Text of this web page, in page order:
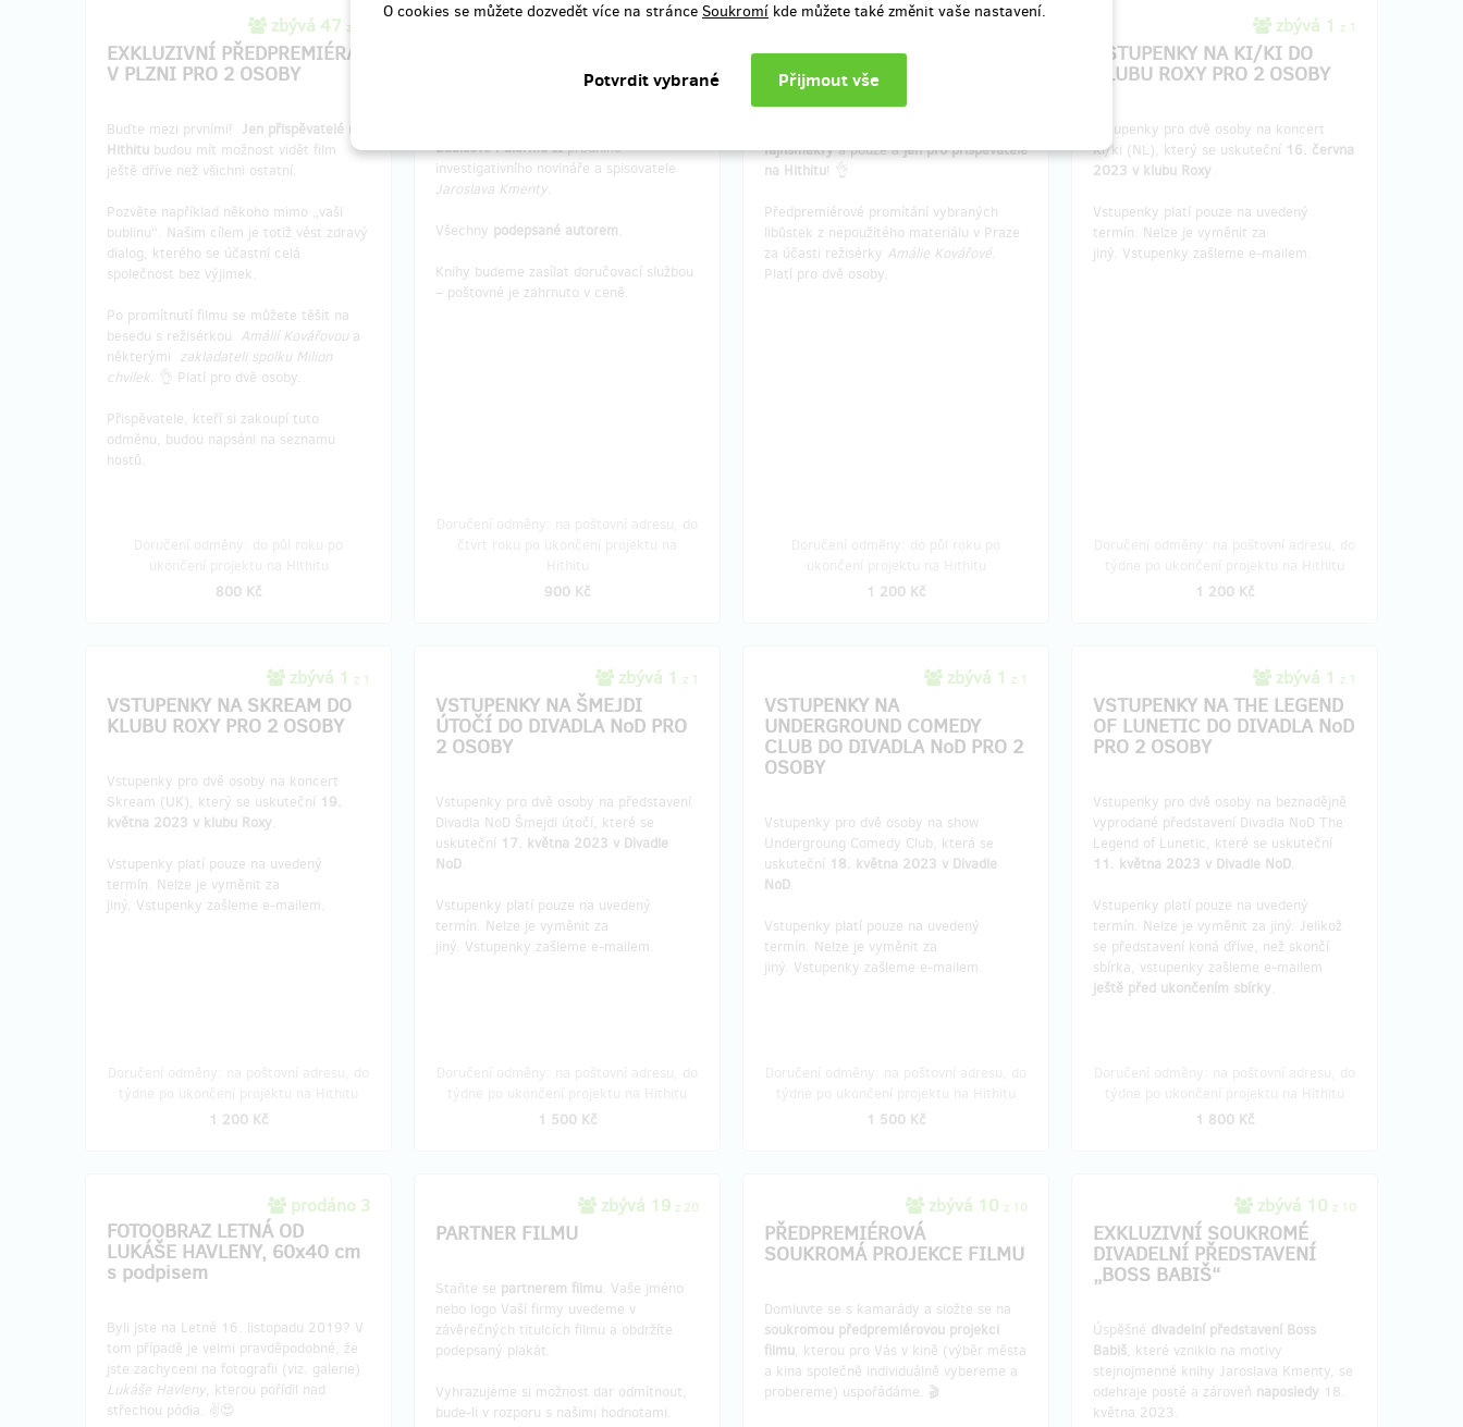
O cookies se můžete dozvedět více na stránce Soukromí kde můžete také změnit vaše nastavení.
zbývá 47 z 54
EXKLUZIVNÍ PŘEDPREMIÉRA
V PLZNI PRO 2 OSOBY
Buďte mezi prvními! Jen přispěvatelé na
Hithitu budou mít možnost vidět film
ještě dříve než všichni ostatní.
Pozvěte například někoho mimo „vaši
bublinu“. Našim cílem je totiž vést zdravý
dialog, kterého se účastní celá
společnost bez výjimek.
Po promítnutí filmu se můžete těšit na
besedu s režisérkou Amálií Kovářovou a
některými zakladateli spolku Milion
chvilek. 👌 Platí pro dvě osoby.
Přispěvatele, kteří si zakoupí tuto
odměnu, budou napsáni na seznamu
hostů.
800 Kč
JAROSLAVA KMENTY
Babišovo Palermo IIpředního
investigativního novináře a spisovatele
Jaroslava Kmenty.
Všechny podepsané autorem.
Knihy budeme zasílat doručovací službou
– poštovné je zahrnuto v ceně.
900 Kč
ODMĚNA PRO FAJNŠMEKRY:
CO SE DO FILMU NEVEŠLO?
fajnšmekrya pouze ajen pro přispěvatelé
na Hithitu! 👌
Předpremiérové promítání vybraných
libůstek z nepoužitého materiálu v Praze
za účasti režisérky Amálie Kovářové.
Platí pro dvě osoby.
1 200 Kč
zbývá 1 z 1
VSTUPENKY NA KI/KI DO
KLUBU ROXY PRO 2 OSOBY
Vstupenky pro dvě osoby na koncert
Ki/ki (NL), který se uskuteční 16. června
2023 v klubu Roxy.
Vstupenky platí pouze na uvedený
termín. Nelze je vyměnit za
jiný. Vstupenky zašleme e-mailem.
1 200 Kč
zbývá 1 z 1
VSTUPENKY NA SKREAM DO
KLUBU ROXY PRO 2 OSOBY
Vstupenky pro dvě osoby na koncert
Skream (UK), který se uskuteční 19.
května 2023 v klubu Roxy.
Vstupenky platí pouze na uvedený
termín. Nelze je vyměnit za
jiný. Vstupenky zašleme e-mailem.
1 200 Kč
zbývá 1 z 1
VSTUPENKY NA ŠMEJDI
ÚTOČÍ DO DIVADLA NoD PRO
2 OSOBY
Vstupenky pro dvě osoby na představení
Divadla NoD Šmejdi útočí, které se
uskuteční 17. května 2023 v Divadle
NoD.
Vstupenky platí pouze na uvedený
termín. Nelze je vyměnit za
jiný. Vstupenky zašleme e-mailem.
1 500 Kč
zbývá 1 z 1
VSTUPENKY NA
UNDERGROUND COMEDY
CLUB DO DIVADLA NoD PRO 2
OSOBY
Vstupenky pro dvě osoby na show
Undergroung Comedy Club, která se
uskuteční 18. května 2023 v Divadle
NoD.
Vstupenky platí pouze na uvedený
termín. Nelze je vyměnit za
jiný. Vstupenky zašleme e-mailem.
1 500 Kč
zbývá 1 z 1
VSTUPENKY NA THE LEGEND
OF LUNETIC DO DIVADLA NoD
PRO 2 OSOBY
Vstupenky pro dvě osoby na beznadějně
vyprodané představení Divadla NoD The
Legend of Lunetic, které se uskuteční
11. května 2023 v Divadle NoD.
Vstupenky platí pouze na uvedený
termín. Nelze je vyměnit za jiný. Jelikož
se představení koná dříve, než skončí
sbírka, vstupenky zašleme e-mailem
ještě před ukončením sbírky.
1 800 Kč
prodáno 3
FOTOOBRAZ LETNÁ OD
LUKÁŠE HAVLENY, 60x40 cm
s podpisem
Byli jste na Letné 16. listopadu 2019? V
tom případě je velmi pravděpodobné, že
jste zachyceni na fotografii (viz. galerie)
Lukáše Havleny, kterou pořídil nad
střechou pódia. ✌️😍
zbývá 19 z 20
PARTNER FILMU
Staňte se partnerem filmu. Vaše jméno
nebo logo Vaší firmy uvedeme v
závěrečných titulcích filmu a obdržíte
podepsaný plakát.
Vyhrazujeme si možnost dar odmítnout,
bude-li v rozporu s našimi hodnotami.
zbývá 10 z 10
PŘEDPREMIÉROVÁ
SOUKROMÁ PROJEKCE FILMU
Domluvte se s kamarády a složte se na
soukromou předpremiérovou projekci
filmu, kterou pro Vás v kině (výběr města
a kina společně individuálně vybereme a
probereme) uspořádáme. 🎬
zbývá 10 z 10
EXKLUZIVNÍ SOUKROMÉ
DIVADELNÍ PŘEDSTAVENÍ
„BOSS BABIŠ“
Úspěšné divadelní představení Boss
Babiš, které vzniklo na motivy
stejnojmenné knihy Jaroslava Kmenty, se
odehraje posté a zároveň naposledy 18.
května 2023.